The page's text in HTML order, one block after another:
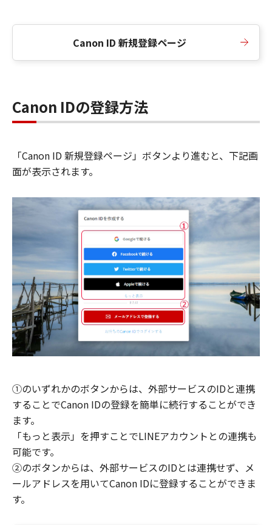
Canon ID 新規登録ページ
Canon IDの登録方法
「Canon ID 新規登録ページ」ボタンより進むと、下記画
面が表示されます。
①のいずれかのボタンからは、外部サービスのIDと連携
することでCanon IDの登録を簡単に続行することができ
ます。
「もっと表示」を押すことでLINEアカウントとの連携も
可能です。
②のボタンからは、外部サービスのIDとは連携せず、メ
ールアドレスを用いてCanon IDに登録することができま
す。